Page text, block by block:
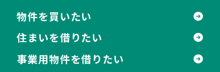
物件を買いたい
住まいを借りたい
事業用物件を借りたい